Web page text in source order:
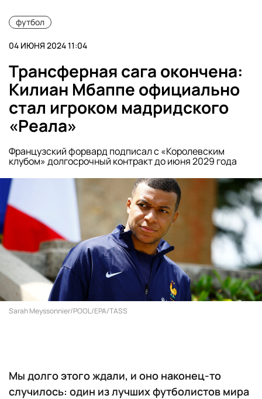
футбол
04 ИЮНЯ 2024 11:04
Трансферная сага окончена:
Килиан Мбаппе официально
стал игроком мадридского
«Реала»
Французский форвард подписал с «Королевским
клубом» долгосрочный контракт до июня 2029 года
Sarah Meyssonnier/POOL/EPA/TASS
Мы долго этого ждали, и оно наконец-то
случилось: один из лучших футболистов мира